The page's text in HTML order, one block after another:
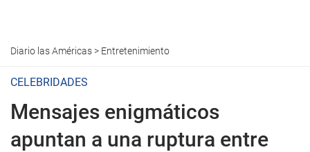
Diario las Américas> Entretenimiento
CELEBRIDADES
Mensajes enigmáticos
apuntan a una ruptura entre